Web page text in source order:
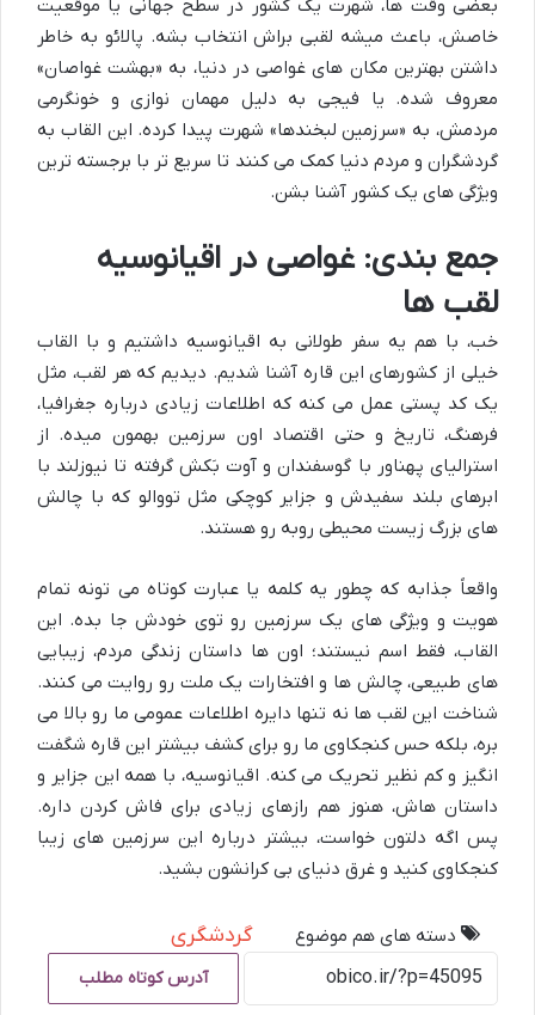
بعضی وقت ها، شهرت یک کشور در سطح جهانی یا موقعیت
خاصش، باعث میشه لقبی براش انتخاب بشه. پالائو به خاطر
داشتن بهترین مکان های غواصی در دنیا، به «بهشت غواصان»
معروف شده. یا فیجی به دلیل مهمان نوازی و خونگرمی
مردمش، به «سرزمین لبخندها» شهرت پیدا کرده. این القاب به
گردشگران و مردم دنیا کمک می کنند تا سریع تر با برجسته ترین
ویژگی های یک کشور آشنا بشن.
جمع بندی: غواصی در اقیانوسیه
لقب ها
خب، با هم یه سفر طولانی به اقیانوسیه داشتیم و با القاب
خیلی از کشورهای این قاره آشنا شدیم. دیدیم که هر لقب، مثل
یک کد پستی عمل می کنه که اطلاعات زیادی درباره جغرافیا،
فرهنگ، تاریخ و حتی اقتصاد اون سرزمین بهمون میده. از
استرالیای پهناور با گوسفندان و آوت بَکش گرفته تا نیوزلند با
ابرهای بلند سفیدش و جزایر کوچکی مثل تووالو که با چالش
های بزرگ زیست محیطی روبه رو هستند.
واقعاً جذابه که چطور یه کلمه یا عبارت کوتاه می تونه تمام
هویت و ویژگی های یک سرزمین رو توی خودش جا بده. این
القاب، فقط اسم نیستند؛ اون ها داستان زندگی مردم، زیبایی
های طبیعی، چالش ها و افتخارات یک ملت رو روایت می کنند.
شناخت این لقب ها نه تنها دایره اطلاعات عمومی ما رو بالا می
بره، بلکه حس کنجکاوی ما رو برای کشف بیشتر این قاره شگفت
انگیز و کم نظیر تحریک می کنه. اقیانوسیه، با همه این جزایر و
داستان هاش، هنوز هم رازهای زیادی برای فاش کردن داره.
پس اگه دلتون خواست، بیشتر درباره این سرزمین های زیبا
کنجکاوی کنید و غرق دنیای بی کرانشون بشید.
دسته های هم موضوع گردشگری
آدرس کوتاه مطلب